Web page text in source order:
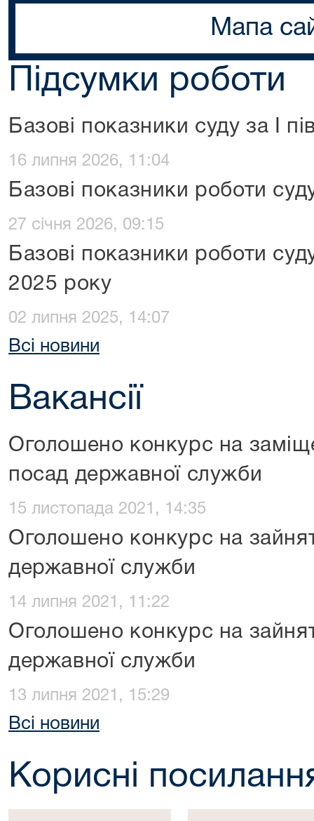
Мапа
Підсумки роботи
Базові показники суду за І
16 липня 2026, 11:04
Базові показники роботи
27 січня 2026, 09:15
Базові показники роботи
2025 року
02 липня 2025, 14:07
Всі новини
Вакансії
Оголошено конкурс на
посад державної служби
15 листопада 2021, 14:35
Оголошено конкурс на
державної служби
14 липня 2021, 11:22
Оголошено конкурс на
державної служби
13 липня 2021, 15:29
Всі новини
Корисні